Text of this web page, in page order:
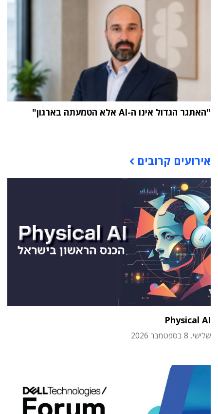
"האתגר הגדול אינו ה-AI אלא הטמעתה בארגון"
אירועים קרובים
Physical AI
שלישי, 8 בספטמבר 2026